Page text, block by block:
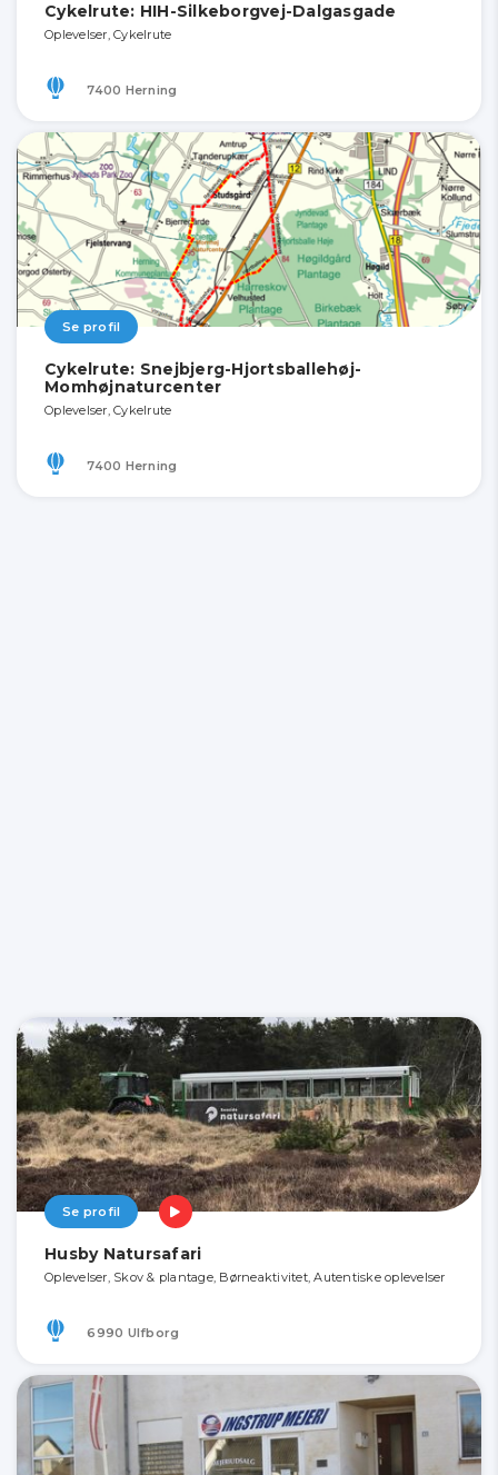
Cykelrute: HIH-Silkeborgvej-Dalgasgade
Oplevelser, Cykelrute
7400 Herning
Se profil
Cykelrute: Snejbjerg-Hjortsballehøj-
Momhøjnaturcenter
Oplevelser, Cykelrute
7400 Herning
Se profil
Husby Natursafari
Oplevelser, Skov & plantage, Børneaktivitet, Autentiske oplevelser
6990 Ulfborg